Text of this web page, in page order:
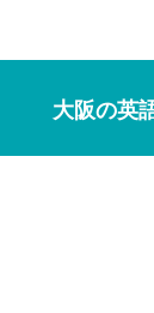
大阪の英